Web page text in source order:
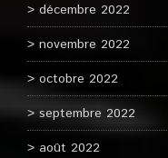
décembre 2022
novembre 2022
octobre 2022
septembre 2022
août 2022